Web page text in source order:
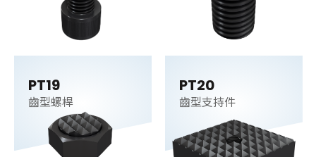
PT19
齒型螺桿
PT20
齒型支持件